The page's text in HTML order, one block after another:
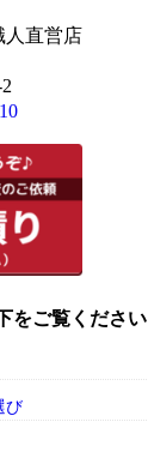
人直営店
をご覧ください
び